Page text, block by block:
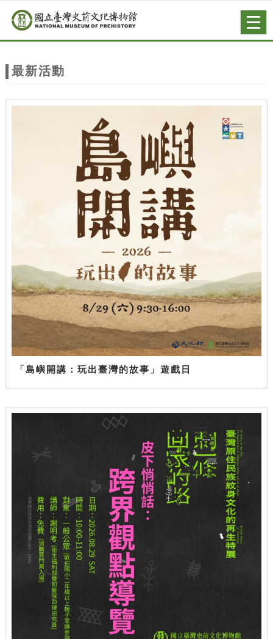
站
主
跳到主要內容
網站導覽
最新活動
「島嶼開講：玩出臺灣的故事」遊戲日